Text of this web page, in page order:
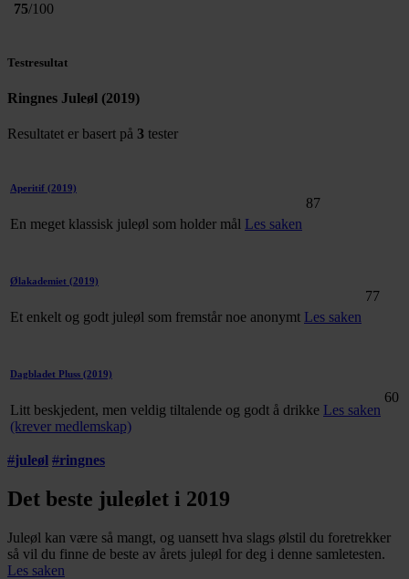
75/100
Testresultat
Ringnes Juleøl (2019)
Resultatet er basert på 3 tester
Aperitif (2019)
En meget klassisk juleøl som holder mål Les saken
87
Ølakademiet (2019)
Et enkelt og godt juleøl som fremstår noe anonymt Les saken
77
Dagbladet Pluss (2019)
Litt beskjedent, men veldig tiltalende og godt å drikke Les saken
(krever medlemskap)
60
#juleøl #ringnes
Det beste juleølet i 2019
Juleøl kan være så mangt, og uansett hva slags ølstil du foretrekker
så vil du finne de beste av årets juleøl for deg i denne samletesten.
Les saken